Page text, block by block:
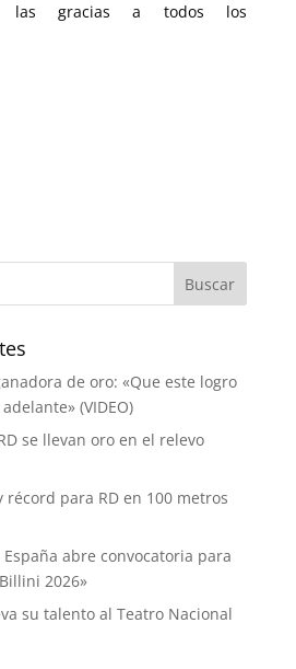
las gracias a todos los
de oro: «Que este logro
(VIDEO)
se llevan oro en el relevo
récord para RD en 100 metros
abre convocatoria para
2026»
su talento al Teatro Nacional